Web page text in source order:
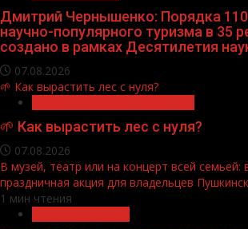
Дмитрий Чернышенко: Порядка
научно-популярного туризма в 35
создано в рамках Десятилетия
07.08.2026
🌱 Как вырастить лес с нуля?
🌱 Как вырастить лес с нуля?
07.08.2026
В музей, театр или на концерт всей семьей:
праздничная акция для владельцев
1 мин чтения